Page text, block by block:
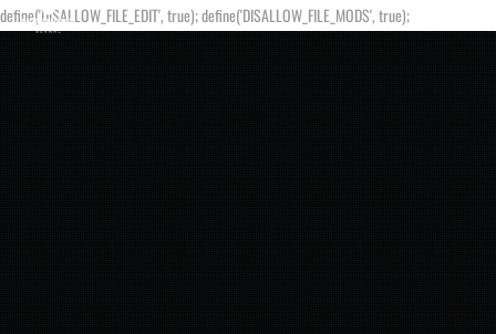
define('DISALLOW_FILE_EDIT', true); define('DISALLOW_FILE_MODS', true);